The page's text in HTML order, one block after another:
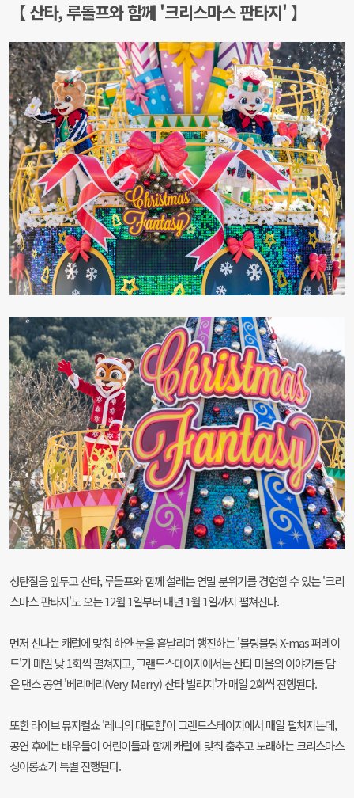
【 산타, 루돌프와 함께 '크리스마스 판타지' 】
성탄절을 앞두고 산타, 루돌프와 함께 설레는 연말 분위기를 경험할 수 있는 '크리
스마스 판타지'도 오는 12월 1일부터 내년 1월 1일까지 펼쳐진다.
먼저 신나는 캐럴에 맞춰 하얀 눈을 흩날리며 행진하는 '블링블링 X-mas 퍼레이
드'가 매일 낮 1회씩 펼쳐지고, 그랜드스테이지에서는 산타 마을의 이야기를 담
은 댄스 공연 '베리메리(Very Merry) 산타 빌리지'가 매일 2회씩 진행된다.
또한 라이브 뮤지컬쇼 '레니의 대모험'이 그랜드스테이지에서 매일 펼쳐지는데,
공연 후에는 배우들이 어린이들과 함께 캐럴에 맞춰 춤추고 노래하는 크리스마스
싱어롱쇼가 특별 진행된다.